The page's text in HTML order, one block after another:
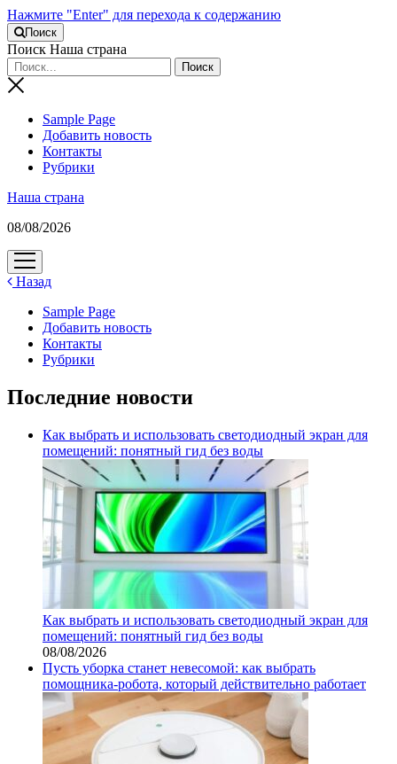
Нажмите "Enter" для перехода к содержанию
Поиск
Поиск Наша страна
Sample Page
Добавить новость
Контакты
Рубрики
Наша страна
08/08/2026
открыть
меню
Назад
Sample Page
Добавить новость
Контакты
Рубрики
Последние новости
Как выбрать и использовать светодиодный экран для
помещений: понятный гид без воды
Как выбрать и использовать светодиодный экран для
помещений: понятный гид без воды
08/08/2026
Пусть уборка станет невесомой: как выбрать
помощника‑робота, который действительно работает